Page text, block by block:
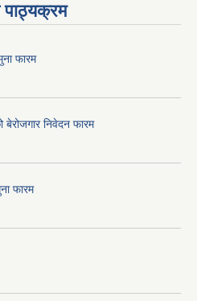
पाठ्यक्रम
फारम
बेरोजगार निवेदन फारम
फारम